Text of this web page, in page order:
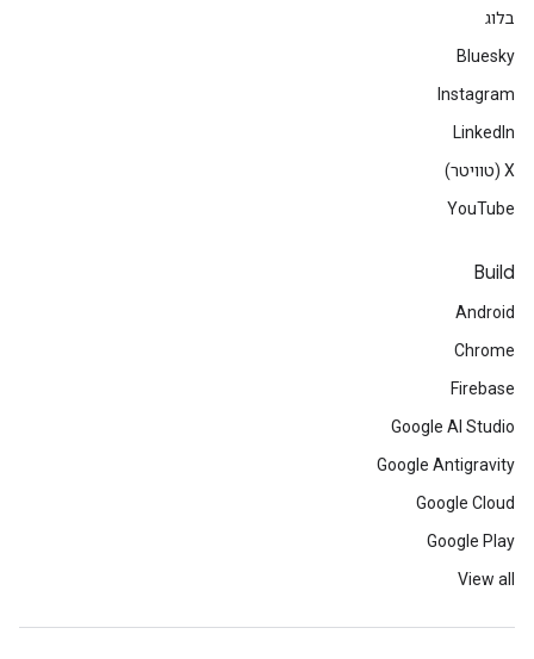
בלוג
Bluesky
Instagram
LinkedIn
‫X (טוויטר)
YouTube
Build
Android
Chrome
Firebase
Google AI Studio
Google Antigravity
Google Cloud
Google Play
View all